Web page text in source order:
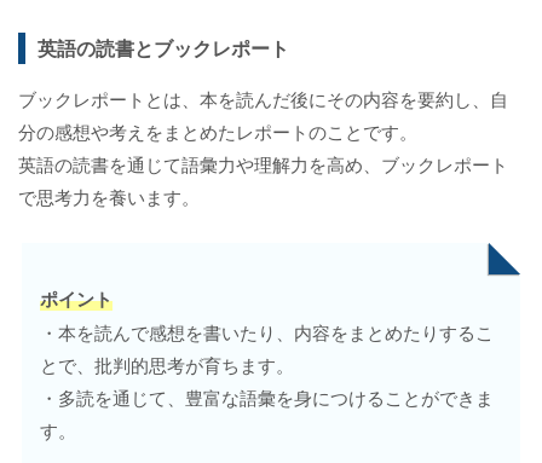
英語の読書とブックレポート
ブックレポートとは、本を読んだ後にその内容を要約し、自
分の感想や考えをまとめたレポートのことです。
英語の読書を通じて語彙力や理解力を高め、ブックレポート
で思考力を養います。
ポイント
・本を読んで感想を書いたり、内容をまとめたりするこ
とで、批判的思考が育ちます。
・多読を通じて、豊富な語彙を身につけることができま
す。